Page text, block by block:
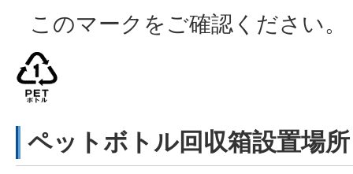
このマークをご確認ください。
ペットボトル回収箱設置場所